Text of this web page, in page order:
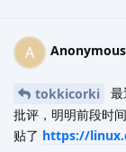
A
tokkicorki
批评，明明前段时
贴了 https://